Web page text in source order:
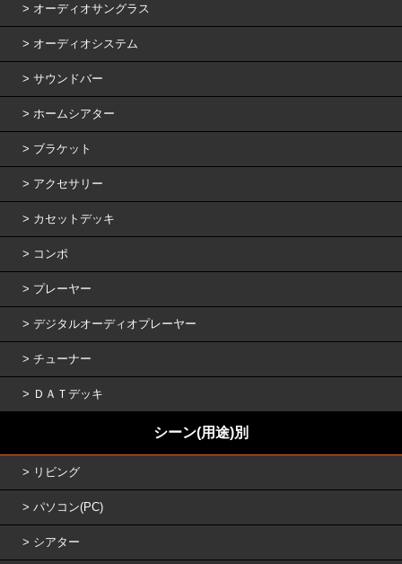
オーディオサングラス
オーディオシステム
サウンドバー
ホームシアター
ブラケット
アクセサリー
カセットデッキ
コンポ
プレーヤー
デジタルオーディオプレーヤー
チューナー
ＤＡＴデッキ
シーン(用途)別
リビング
パソコン(PC)
シアター